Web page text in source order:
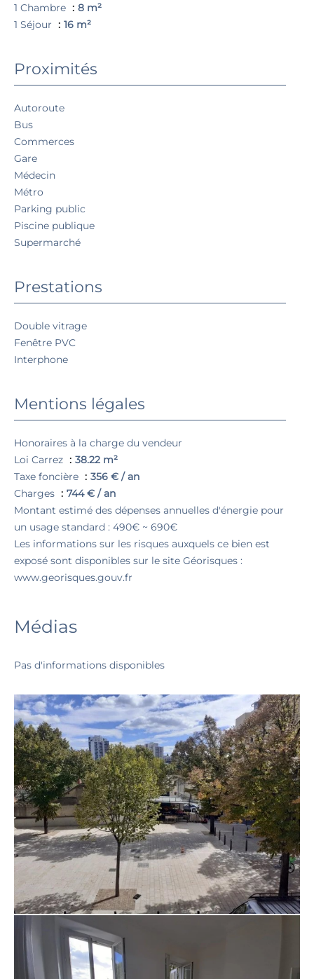
1 Chambre
8 m²
1 Séjour
16 m²
Proximités
Autoroute
Bus
Commerces
Gare
Médecin
Métro
Parking public
Piscine publique
Supermarché
Prestations
Double vitrage
Fenêtre PVC
Interphone
Mentions légales
Honoraires à la charge du vendeur
Loi Carrez
38.22 m²
Taxe foncière
356 € / an
Charges
744 € / an
Montant estimé des dépenses annuelles d'énergie pour
un usage standard : 490€ ~ 690€
Les informations sur les risques auxquels ce bien est
exposé sont disponibles sur le site Géorisques :
www.georisques.gouv.fr
Médias
Pas d'informations disponibles